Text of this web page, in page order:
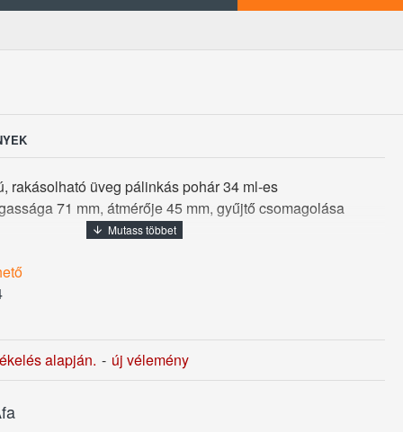
rakásolható üveg pálinkás pohár 34 ml-es
71 mm, átmérője 45 mm, gyűjtő csomagolása
alapján. - új vélemény